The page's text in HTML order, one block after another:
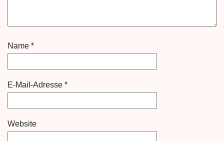
Name *
E-Mail-Adresse *
Website